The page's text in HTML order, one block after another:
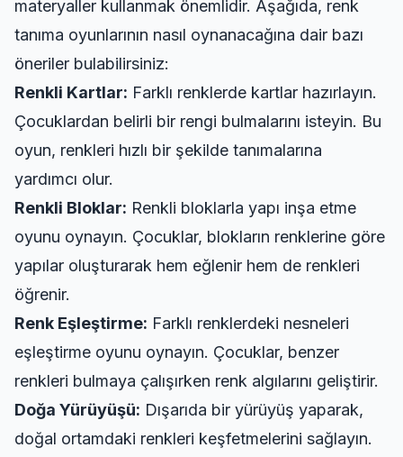
materyaller kullanmak önemlidir. Aşağıda, renk
tanıma oyunlarının nasıl oynanacağına dair bazı
öneriler bulabilirsiniz:
Renkli Kartlar: Farklı renklerde kartlar hazırlayın.
Çocuklardan belirli bir rengi bulmalarını isteyin. Bu
oyun, renkleri hızlı bir şekilde tanımalarına
yardımcı olur.
Renkli Bloklar: Renkli bloklarla yapı inşa etme
oyunu oynayın. Çocuklar, blokların renklerine göre
yapılar oluşturarak hem eğlenir hem de renkleri
öğrenir.
Renk Eşleştirme: Farklı renklerdeki nesneleri
eşleştirme oyunu oynayın. Çocuklar, benzer
renkleri bulmaya çalışırken renk algılarını geliştirir.
Doğa Yürüyüşü: Dışarıda bir yürüyüş yaparak,
doğal ortamdaki renkleri keşfetmelerini sağlayın.